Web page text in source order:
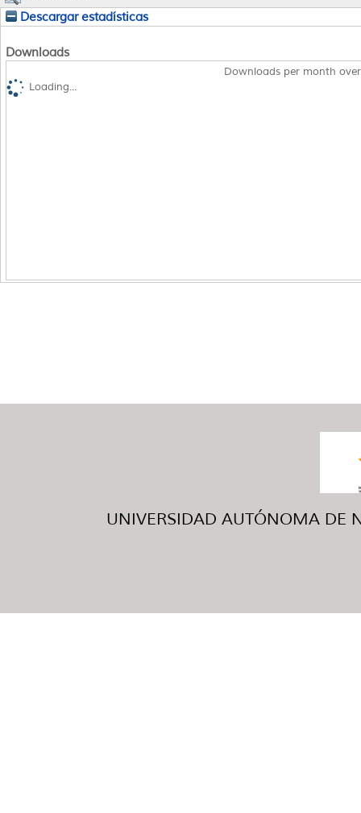
Descargar estadísticas
Downloads
Downloads per month
Loading...
UNIVERSIDAD AUTÓNOMA DE